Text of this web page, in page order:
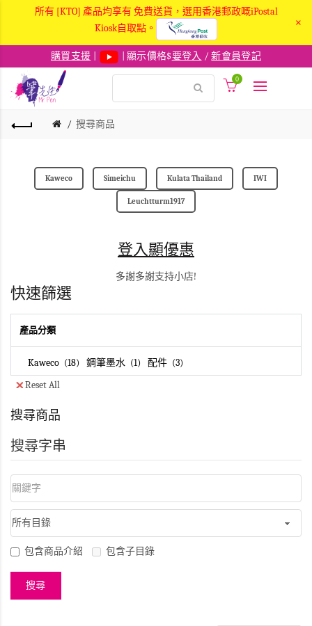
所有 [KTO] 產品均享有 免費送貨，選用香港郵政嘅iPostal
Kiosk自取點。
×
購買支援 | 顯示價格$要登入 /新會員登記
0
搜尋商品
Kaweco Simeichu Kulata Thailand IWI
Leuchtturm1917
登入顯優惠
多謝多謝支持小店!
快速篩選
產品分類
Kaweco 18 鋼筆墨水 1 配件
3
Reset All
搜尋商品
搜尋字串
包含商品介紹 包含子目錄